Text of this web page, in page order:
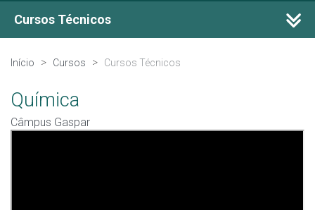
Cursos Técnicos
Cursos Técnicos
Graduação
Qualificação Profissional
Início Cursos Cursos Técnicos
Química
Câmpus Gaspar